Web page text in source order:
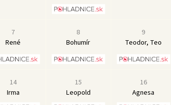
7
René
8
Bohumír
9
Teodor, Teo
14
Irma
15
Leopold
16
Agnesa